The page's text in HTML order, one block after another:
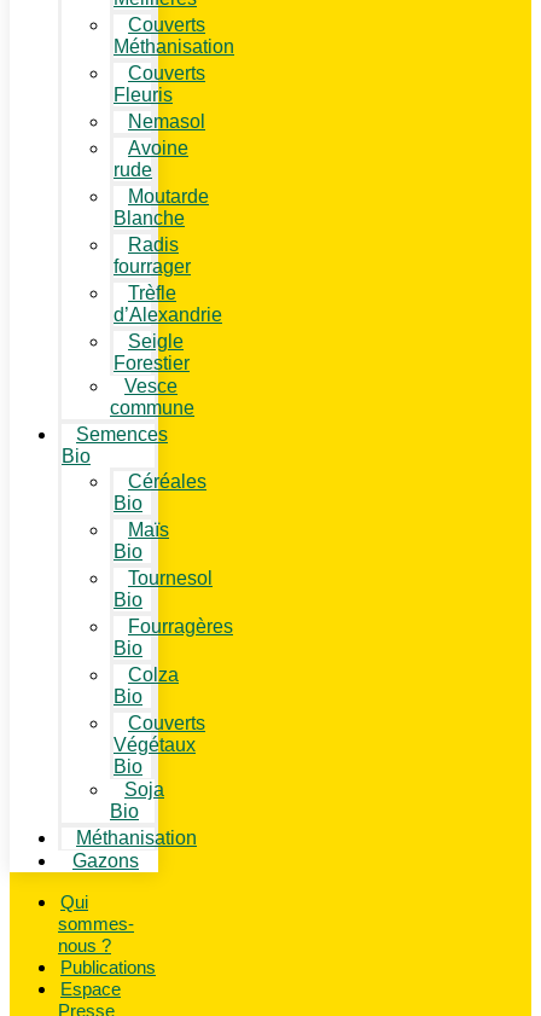
Couverts
Méthanisation
Couverts
Fleuris
Nemasol
Avoine
rude
Moutarde
Blanche
Radis
fourrager
Trèfle
d’Alexandrie
Seigle
Forestier
Vesce
commune
Semences
Bio
Céréales
Bio
Maïs
Bio
Tournesol
Bio
Fourragères
Bio
Colza
Bio
Couverts
Végétaux
Bio
Soja
Bio
Méthanisation
Gazons
Qui
sommes-
nous ?
Publications
Espace
Presse